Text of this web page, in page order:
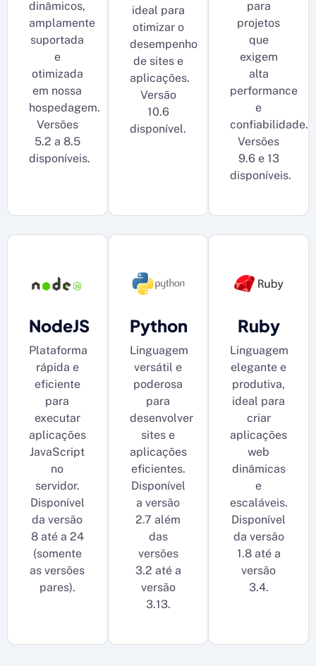
dinâmicos,
amplamente
suportada
e
otimizada
em nossa
hospedagem.
Versões
5.2 a 8.5
disponíveis.
ideal para
otimizar o
desempenho
de sites e
aplicações.
Versão
10.6
disponível.
para
projetos
que
exigem
alta
performance
e
confiabilidade.
Versões
9.6 e 13
disponíveis.
NodeJS
Plataforma
rápida e
eficiente
para
executar
aplicações
JavaScript
no
servidor.
Disponível
da versão
8 até a 24
(somente
as versões
pares).
Python
Linguagem
versátil e
poderosa
para
desenvolver
sites e
aplicações
eficientes.
Disponível
a versão
2.7 além
das
versões
3.2 até a
versão
3.13.
Ruby
Linguagem
elegante e
produtiva,
ideal para
criar
aplicações
web
dinâmicas
e
escaláveis.
Disponível
da versão
1.8 até a
versão
3.4.